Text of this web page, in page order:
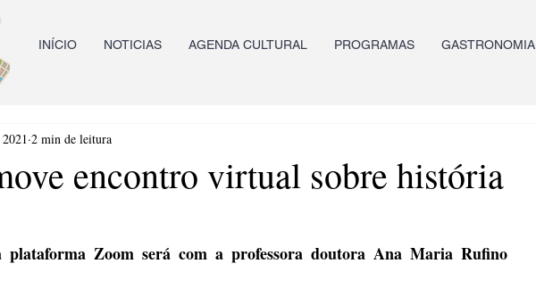
INÍCIO NOTICIAS AGENDA CULTURAL PROGRAMAS GASTRONOMIA
encontro virtual sobre história
2 min de leitura
plataforma Zoom será com a professora doutora Ana Maria Rufino